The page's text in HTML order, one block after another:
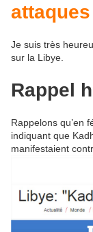
Je suis très
sur la Libye.
Rappel
Rappelons qu’en
indiquant que
manifestaient